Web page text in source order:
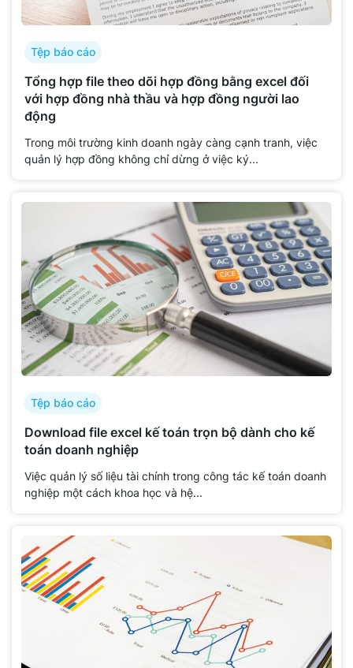
Tệp báo cáo
Tổng hợp file theo dõi hợp đồng bằng excel đối
với hợp đồng nhà thầu và hợp đồng người lao
động
Trong môi trường kinh doanh ngày càng cạnh tranh, việc
quản lý hợp đồng không chỉ dừng ở việc ký...
Tệp báo cáo
Download file excel kế toán trọn bộ dành cho kế
toán doanh nghiệp
Việc quản lý số liệu tài chính trong công tác kế toán doanh
nghiệp một cách khoa học và hệ...